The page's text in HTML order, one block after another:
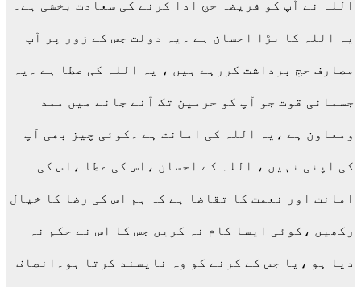
اللہ نے آپ کو فریضہ حج ادا کرنے کی سعادت بخشی ہے۔
یہ اللہ کا بڑا احسان ہے ۔یہ دولت جس کے زور پر آپ
مصارف حج برداشت کررہے ہیں ، یہ اللہ کی عطا ہے ۔یہ
جسمانی قوت جو آپ کو حرمین تک آنے جانے میں ممد
ومعاون ہے ،یہ اللہ کی امانت ہے ۔کوئی چیز بھی آپ
کی اپنی نہیں ، اللہ کے احسان ،اس کی عطا ،اس کی
امانت اور نعمت کا تقاضا ہے کہ ہم اس کی رضا کا خیال
رکھیں ،کوئی ایسا کام نہ کریں جس کا اس نے حکم نہ
دیا ہو ،یا جس کے کرنے کو وہ ناپسند کرتا ہو۔انصاف